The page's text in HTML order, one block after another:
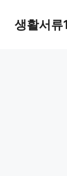
생활서류